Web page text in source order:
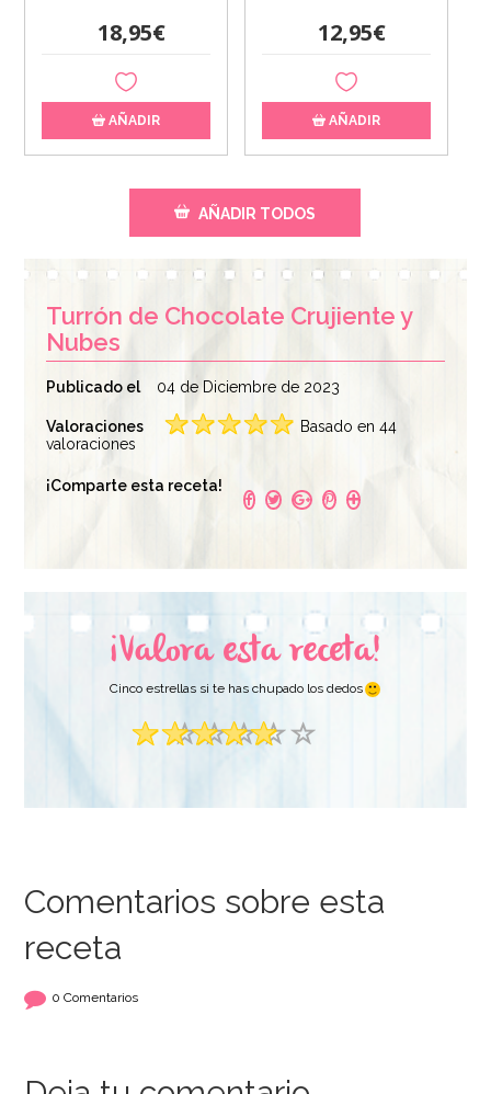
18,95€
AÑADIR
12,95€
AÑADIR
AÑADIR TODOS
Turrón de Chocolate Crujiente y
Nubes
Publicado el 04 de Diciembre de 2023
Valoraciones
Basado en 44
valoraciones
¡Comparte esta receta!
¡Valora esta receta!
Cinco estrellas si te has chupado los dedos
Comentarios sobre esta
receta
0 Comentarios